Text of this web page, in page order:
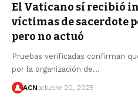
El Vaticano sí recibió
víctimas de sacerdote
pero no actuó
Pruebas verificadas confirman
por la organización de…
ACNoctubre 20, 2025